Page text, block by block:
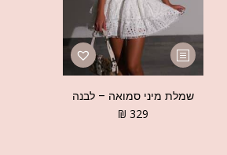
שמלת מיני סמואה – לבנה
₪ 329